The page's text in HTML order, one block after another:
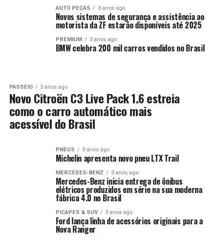
AUTO PEÇAS 3 anos ago
Novos sistemas de segurança e assistência ao
motorista da ZF estarão disponíveis até 2025
PREMIUM 3 anos ago
BMW celebra 200 mil carros vendidos no Brasil
PASSEIO 3 anos ago
Novo Citroën C3 Live Pack 1.6 estreia
como o carro automático mais
acessível do Brasil
PNEUS 3 anos ago
Michelin apresenta novo pneu LTX Trail
MERCEDES-BENZ 3 anos ago
Mercedes-Benz inicia entrega de ônibus
elétricos produzidos em série na sua moderna
fábrica 4.0 no Brasil
PICAPES & SUV 3 anos ago
Ford lança linha de acessórios originais para a
Nova Ranger